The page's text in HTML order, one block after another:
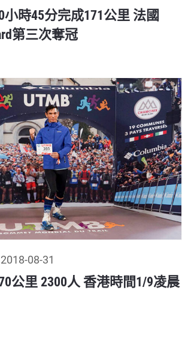
小時45分完成171公里 法國
第三次奪冠
2018-08-31
公里 2300人 香港時間1/9凌晨